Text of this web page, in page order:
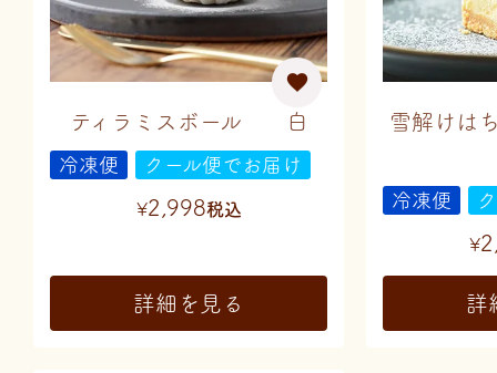
ティラミスボール 白
冷凍便 クール便でお届け
¥2,998税込
詳細を見る
雪解けは
冷凍便
¥
詳